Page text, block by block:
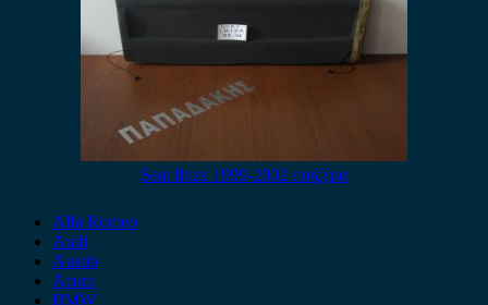
Seat Ibiza 1999-2002 εταζέρα
Alfa Romeo
Audi
Austin
Acura
BMW